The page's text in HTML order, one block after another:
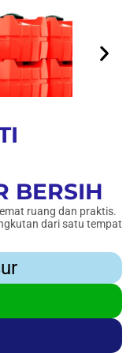
BERSIH
ruang dan praktis.
dari satu tempat